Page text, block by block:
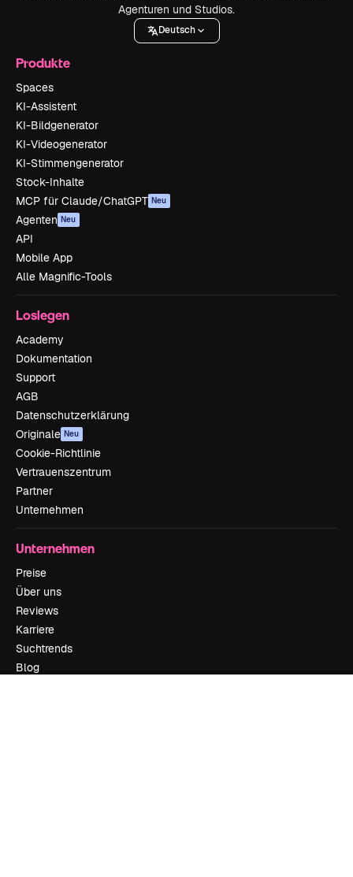
Agenturen und Studios.
Deutsch
Produkte
Spaces
KI-Assistent
KI-Bildgenerator
KI-Videogenerator
KI-Stimmengenerator
Stock-Inhalte
MCP für Claude/ChatGPT Neu
Agenten Neu
API
Mobile App
Alle Magnific-Tools
Loslegen
Academy
Dokumentation
Support
AGB
Datenschutzerklärung
Originale Neu
Cookie-Richtlinie
Vertrauenszentrum
Partner
Unternehmen
Unternehmen
Preise
Über uns
Reviews
Karriere
Suchtrends
Blog